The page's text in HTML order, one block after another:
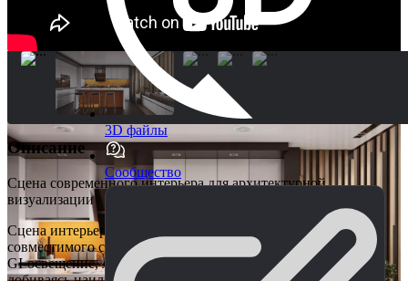
3D файлы
Сообщество
Описание
Сцена современного интерьера для архитектурной
визуализации
Сцена интерьера Unreal Engine vol 9 для Unreal Engine 5,
совместимого с картами RTX. Мы использовали запеченное
GI-освещение, лучевые отражения и полупрозрачность,